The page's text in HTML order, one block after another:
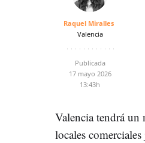
Raquel Miralles
Valencia
Publicada
17 mayo 2026
13:43h
Valencia tendrá un
locales